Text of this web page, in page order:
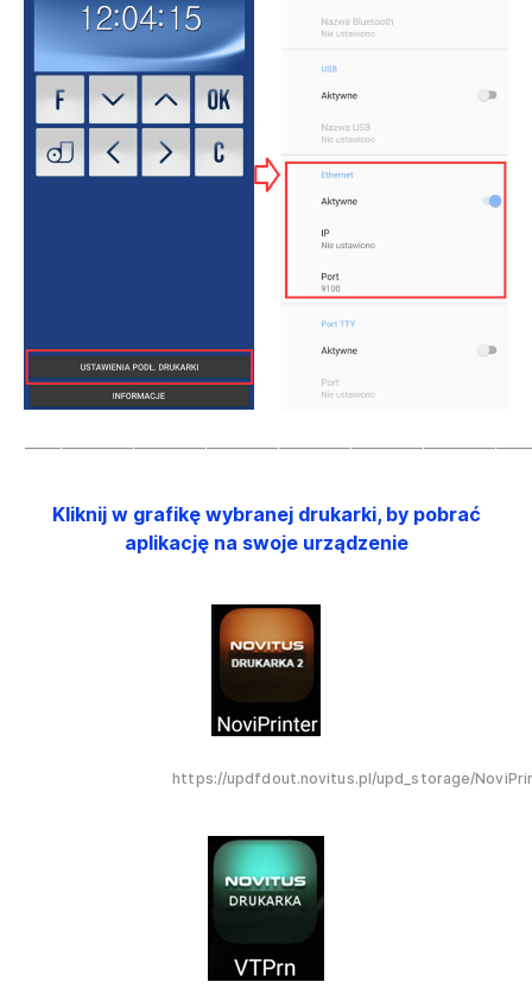
Kliknij w grafikę wybranej drukarki, by pobrać
aplikację na swoje urządzenie
https://updfdout.novitus.pl/upd_storage/